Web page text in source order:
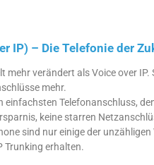
IP) – Die Telefonie der
mehr verändert als Voice over IP.
mehr.
einfachsten Telefonanschluss,
keine starren
sind nur einige der unzähligen
Trunking erhalten.